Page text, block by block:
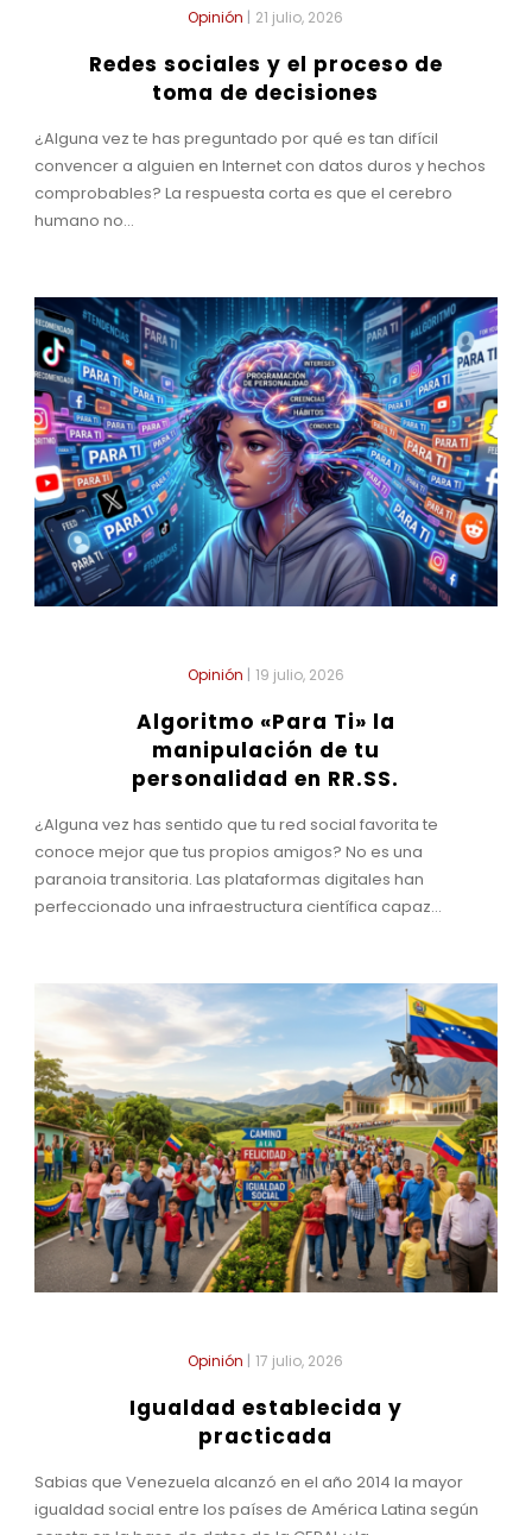
Opinión | 21 julio, 2026
Redes sociales y el proceso de
toma de decisiones
¿Alguna vez te has preguntado por qué es tan difícil
convencer a alguien en Internet con datos duros y hechos
comprobables? La respuesta corta es que el cerebro
humano no...
Opinión | 19 julio, 2026
Algoritmo «Para Ti» la
manipulación de tu
personalidad en RR.SS.
¿Alguna vez has sentido que tu red social favorita te
conoce mejor que tus propios amigos? No es una
paranoia transitoria. Las plataformas digitales han
perfeccionado una infraestructura científica capaz...
Opinión | 17 julio, 2026
Igualdad establecida y
practicada
Sabias que Venezuela alcanzó en el año 2014 la mayor
igualdad social entre los países de América Latina según